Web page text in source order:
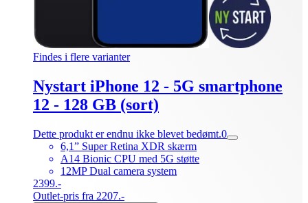
Findes i flere varianter
Nystart iPhone 12 - 5G smartphone
12 - 128 GB (sort)
Dette produkt er endnu ikke blevet bedømt.0
6,1” Super Retina XDR skærm
A14 Bionic CPU med 5G støtte
12MP Dual camera system
2399.-
Outlet-pris fra 2207.-